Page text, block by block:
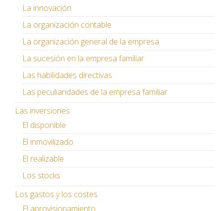
La innovación
La organización contable
La organización general de la empresa
La sucesión en la empresa familiar
Las habilidades directivas
Las peculiaridades de la empresa familiar
Las inversiones
El disponible
El inmovilizado
El realizable
Los stocks
Los gastos y los costes
El aprovisionamiento